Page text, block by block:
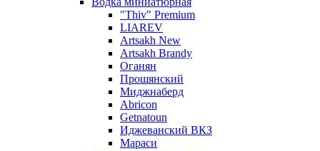
"Thiv" Premium
LIAREV
Artsakh New
Artsakh Brandy
Оганян
Прошянский
Миджнаберд
Abricon
Getnatoun
Иджеванский ВКЗ
Мараси